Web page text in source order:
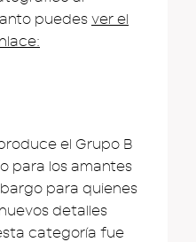
puedes ver el
:
el Grupo B
para los amantes
para quienes
detalles
categoría fue